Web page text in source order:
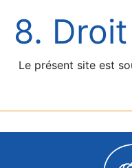
8.
Le présent site est